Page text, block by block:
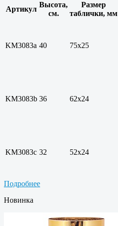
Артикул
Высота,
см.
Размер
таблички, мм
KM3083a 40 75х25
KM3083b 36 62х24
KM3083c 32 52х24
Подробнее
Новинка